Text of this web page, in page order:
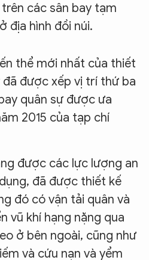
các sân bay tạm
địa hình đồi núi.
thể mới nhất của thiết
đã được xếp vị trí thứ ba
quân sự được ưa
2015 của tạp chí
được các lực lượng an
đã được thiết kế
đó có vận tải quân và
vũ khí hạng nặng qua
ở bên ngoài, cũng như
và cứu nạn và yểm